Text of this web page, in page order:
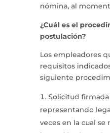
nómina, al
¿Cuál es el
postulación?
Los empleadores
requisitos
siguiente
Solicitud
representando
veces en la cual se